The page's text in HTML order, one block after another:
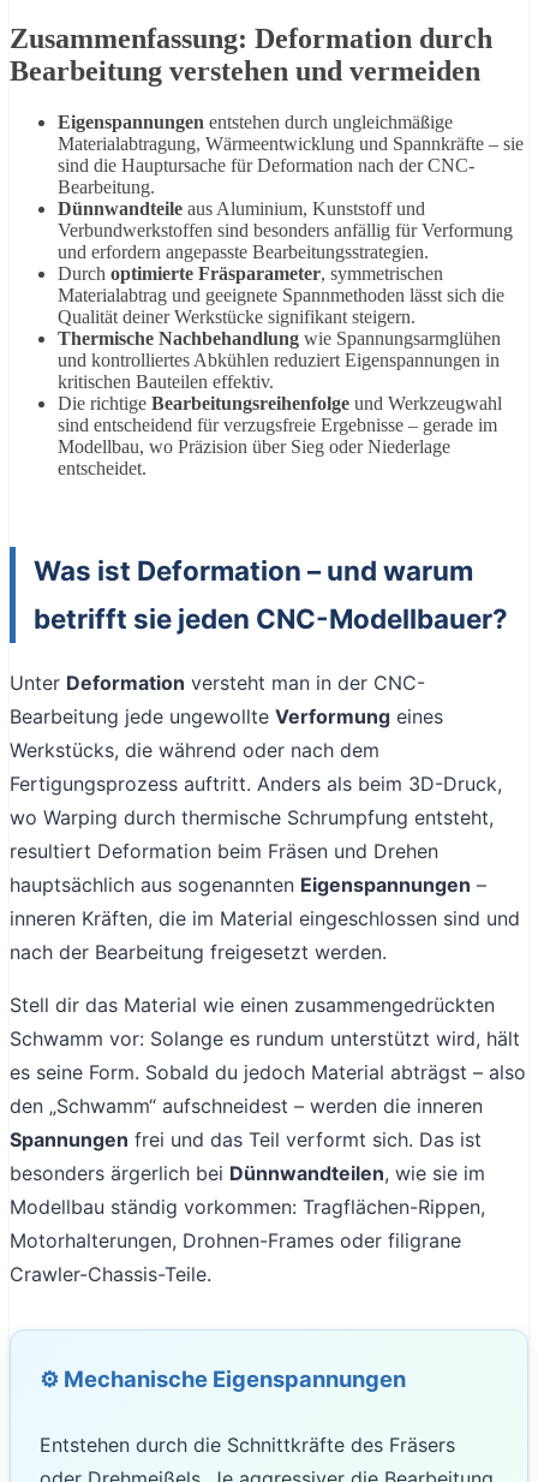
Zusammenfassung: Deformation durch
Bearbeitung verstehen und vermeiden
Eigenspannungen entstehen durch ungleichmäßige
Materialabtragung, Wärmeentwicklung und Spannkräfte – sie
sind die Hauptursache für Deformation nach der CNC-
Bearbeitung.
Dünnwandteile aus Aluminium, Kunststoff und
Verbundwerkstoffen sind besonders anfällig für Verformung
und erfordern angepasste Bearbeitungsstrategien.
Durch optimierte Fräsparameter, symmetrischen
Materialabtrag und geeignete Spannmethoden lässt sich die
Qualität deiner Werkstücke signifikant steigern.
Thermische Nachbehandlung wie Spannungsarmglühen
und kontrolliertes Abkühlen reduziert Eigenspannungen in
kritischen Bauteilen effektiv.
Die richtige Bearbeitungsreihenfolge und Werkzeugwahl
sind entscheidend für verzugsfreie Ergebnisse – gerade im
Modellbau, wo Präzision über Sieg oder Niederlage
entscheidet.
Was ist Deformation – und warum
betrifft sie jeden CNC-Modellbauer?
Unter Deformation versteht man in der CNC-
Bearbeitung jede ungewollte Verformung eines
Werkstücks, die während oder nach dem
Fertigungsprozess auftritt. Anders als beim 3D-Druck,
wo Warping durch thermische Schrumpfung entsteht,
resultiert Deformation beim Fräsen und Drehen
hauptsächlich aus sogenannten Eigenspannungen –
inneren Kräften, die im Material eingeschlossen sind und
nach der Bearbeitung freigesetzt werden.
Stell dir das Material wie einen zusammengedrückten
Schwamm vor: Solange es rundum unterstützt wird, hält
es seine Form. Sobald du jedoch Material abträgst – also
den „Schwamm“ aufschneidest – werden die inneren
Spannungen frei und das Teil verformt sich. Das ist
besonders ärgerlich bei Dünnwandteilen, wie sie im
Modellbau ständig vorkommen: Tragflächen-Rippen,
Motorhalterungen, Drohnen-Frames oder filigrane
Crawler-Chassis-Teile.
⚙️ Mechanische Eigenspannungen
Entstehen durch die Schnittkräfte des Fräsers